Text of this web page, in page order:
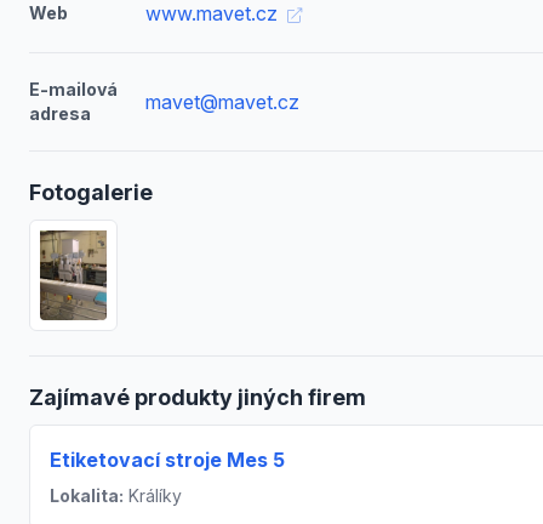
Web www.mavet.cz
E-mailová
adresa
mavet@mavet.cz
Fotogalerie
Zajímavé produkty jiných firem
Etiketovací stroje Mes 5
Lokalita: Králíky